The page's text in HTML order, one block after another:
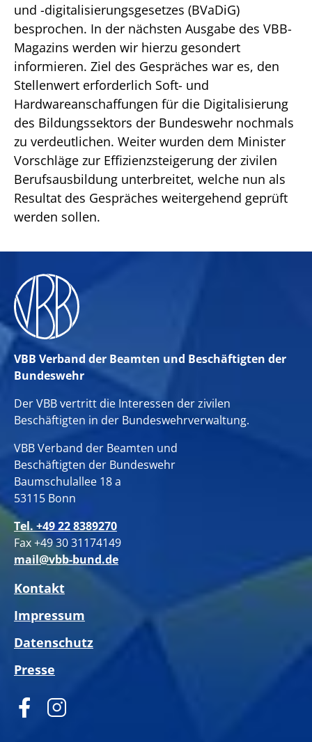
und -digitalisierungsgesetzes (BVaDiG)
besprochen. In der nächsten Ausgabe des VBB-
Magazins werden wir hierzu gesondert
informieren. Ziel des Gespräches war es, den
Stellenwert erforderlich Soft- und
Hardwareanschaffungen für die Digitalisierung
des Bildungssektors der Bundeswehr nochmals
zu verdeutlichen. Weiter wurden dem Minister
Vorschläge zur Effizienzsteigerung der zivilen
Berufsausbildung unterbreitet, welche nun als
Resultat des Gespräches weitergehend geprüft
werden sollen.
VBB Verband der Beamten und Beschäftigten der
Bundeswehr
Der VBB vertritt die Interessen der zivilen
Beschäftigten in der Bundeswehrverwaltung.
VBB Verband der Beamten und
Beschäftigten der Bundeswehr
Baumschulallee 18 a
53115 Bonn
Tel. +49 22 8389270
Fax +49 30 31174149
mail@vbb-bund.de
Kontakt
Impressum
Datenschutz
Presse